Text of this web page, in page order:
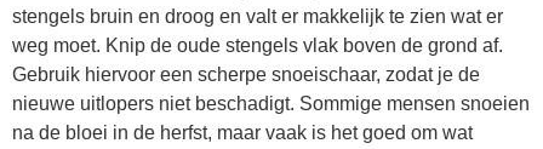
stengels bruin en droog en valt er makkelijk te zien wat er
weg moet. Knip de oude stengels vlak boven de grond af.
Gebruik hiervoor een scherpe snoeischaar, zodat je de
nieuwe uitlopers niet beschadigt. Sommige mensen snoeien
na de bloei in de herfst, maar vaak is het goed om wat